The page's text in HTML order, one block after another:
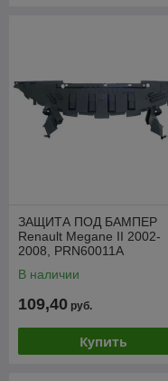
ЗАЩИТА ПОД БАМПЕР
Renault Megane II 2002-
2008, PRN60011A
В наличии
109,40 руб.
Купить